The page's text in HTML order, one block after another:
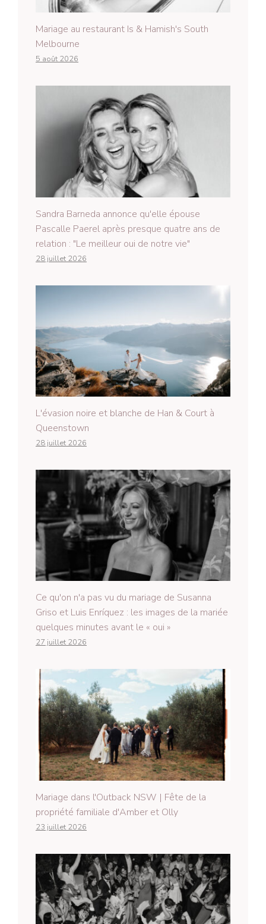
Mariage au restaurant Is & Hamish's South
Melbourne
5 août 2026
Sandra Barneda annonce qu'elle épouse
Pascalle Paerel après presque quatre ans de
relation : "Le meilleur oui de notre vie"
28 juillet 2026
L'évasion noire et blanche de Han & Court à
Queenstown
28 juillet 2026
Ce qu'on n'a pas vu du mariage de Susanna
Griso et Luis Enríquez : les images de la mariée
quelques minutes avant le « oui »
27 juillet 2026
Mariage dans l'Outback NSW | Fête de la
propriété familiale d'Amber et Olly
23 juillet 2026